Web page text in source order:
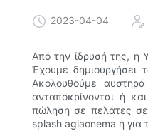
2023-04-04
Από την ίδρυσή της, η
Έχουμε δημιουργήσει
Ακολουθούμε
ανταποκρίνονται ή
πώληση σε πελάτες
splash aglaonema ή για